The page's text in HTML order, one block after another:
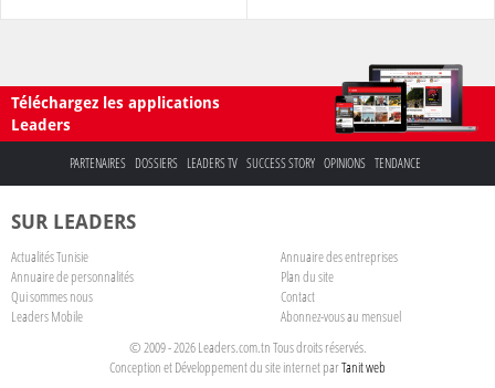
Téléchargez les applications
Leaders
PARTENAIRES DOSSIERS LEADERS TV SUCCESS STORY OPINIONS TENDANCE
SUR LEADERS
Actualités Tunisie
Annuaire des entreprises
Annuaire de personnalités
Plan du site
Qui sommes nous
Contact
Leaders Mobile
Abonnez-vous au mensuel
© 2009 - 2026 Leaders.com.tn Tous droits réservés.
Conception et Développement du site internet parTanit web